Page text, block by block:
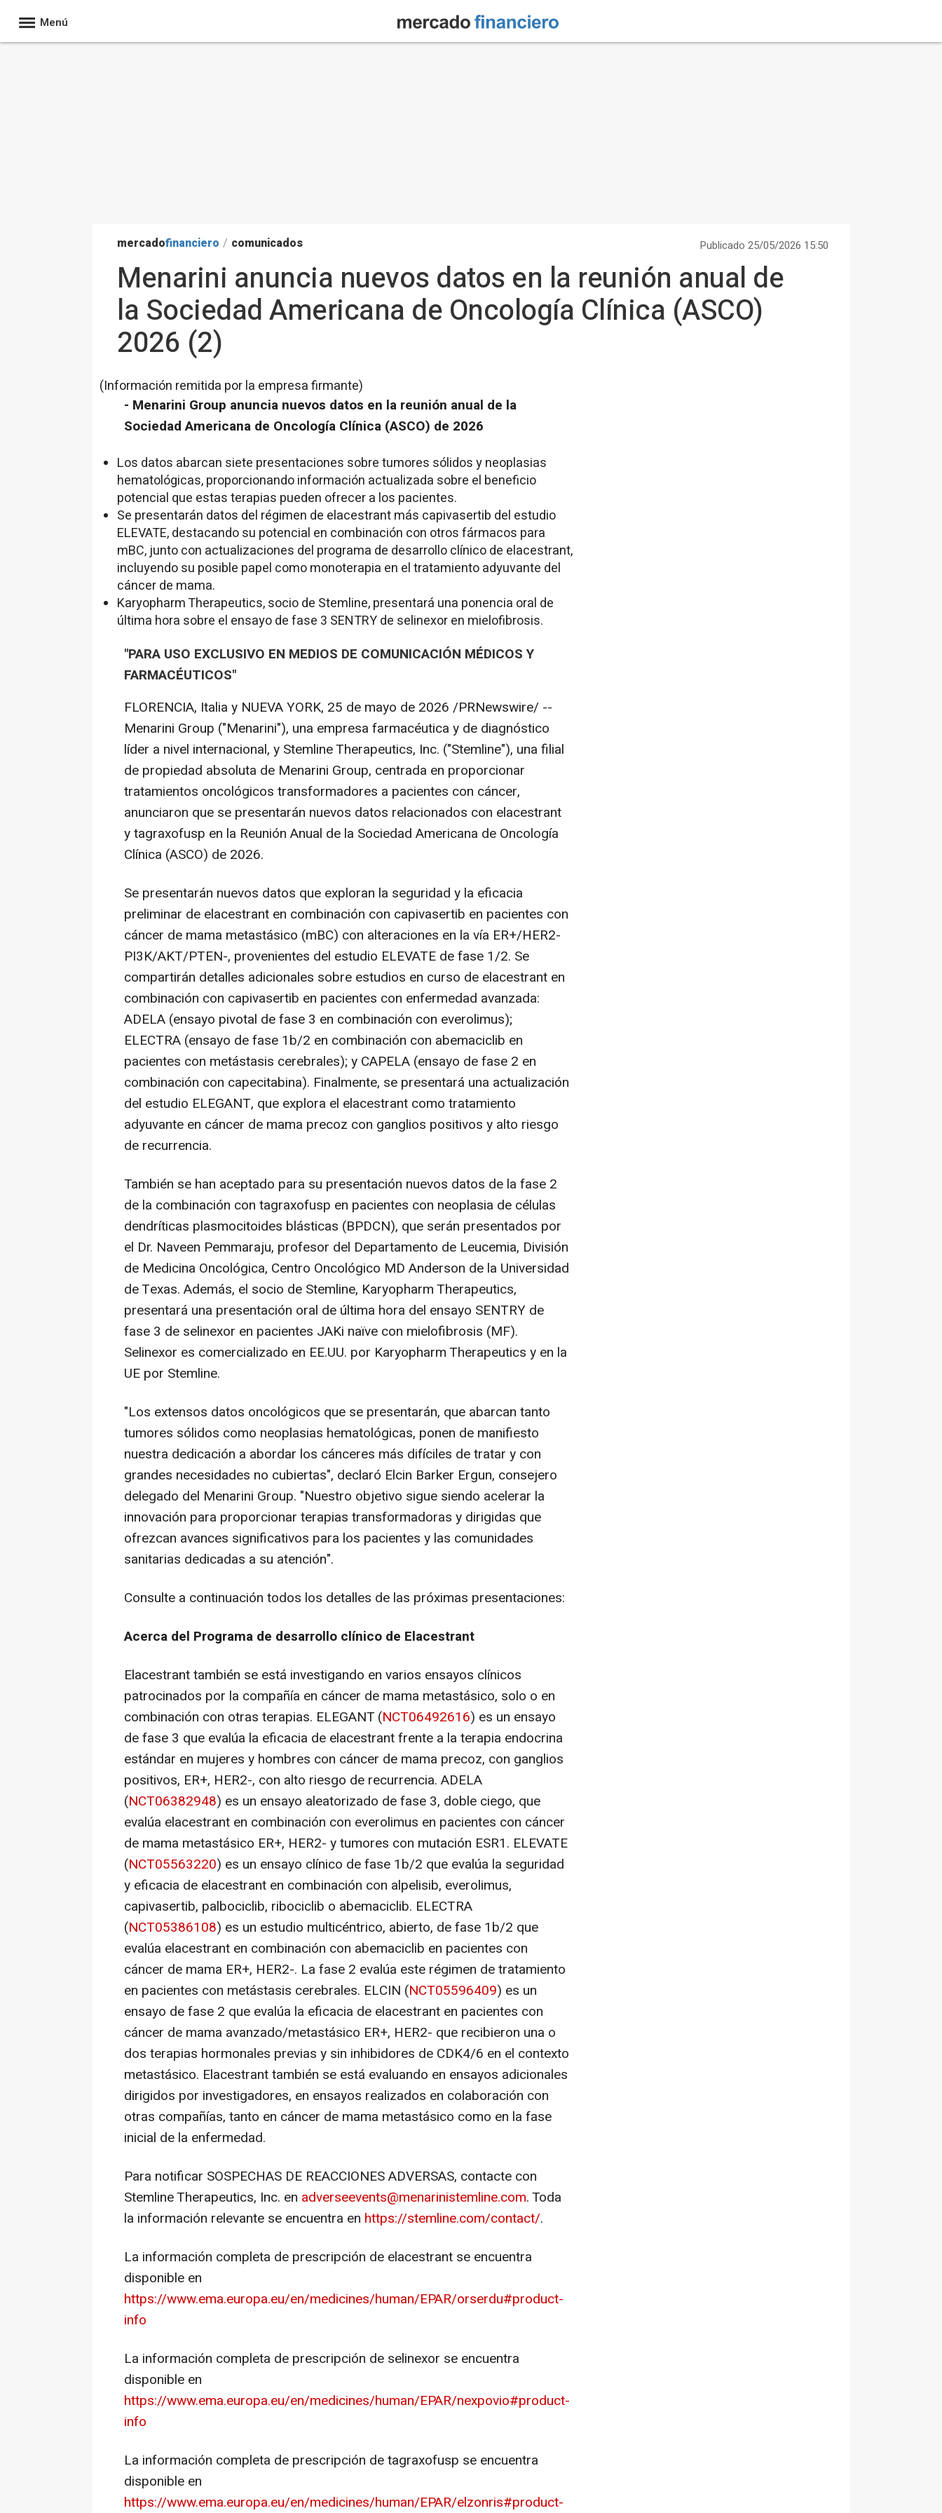
Menú
mercadofinanciero / comunicados Publicado 25/05/2026 15:50
Menarini anuncia nuevos datos en la reunión anual de
la Sociedad Americana de Oncología Clínica (ASCO)
2026 (2)
(Información remitida por la empresa firmante)
- Menarini Group anuncia nuevos datos en la reunión anual de la
Sociedad Americana de Oncología Clínica (ASCO) de 2026
Los datos abarcan siete presentaciones sobre tumores sólidos y neoplasias
hematológicas, proporcionando información actualizada sobre el beneficio
potencial que estas terapias pueden ofrecer a los pacientes.
Se presentarán datos del régimen de elacestrant más capivasertib del estudio
ELEVATE, destacando su potencial en combinación con otros fármacos para
mBC, junto con actualizaciones del programa de desarrollo clínico de elacestrant,
incluyendo su posible papel como monoterapia en el tratamiento adyuvante del
cáncer de mama.
Karyopharm Therapeutics, socio de Stemline, presentará una ponencia oral de
última hora sobre el ensayo de fase 3 SENTRY de selinexor en mielofibrosis.
"PARA USO EXCLUSIVO EN MEDIOS DE COMUNICACIÓN MÉDICOS Y
FARMACÉUTICOS"
FLORENCIA, Italia y NUEVA YORK, 25 de mayo de 2026 /PRNewswire/ --
Menarini Group ("Menarini"), una empresa farmacéutica y de diagnóstico
líder a nivel internacional, y Stemline Therapeutics, Inc. ("Stemline"), una filial
de propiedad absoluta de Menarini Group, centrada en proporcionar
tratamientos oncológicos transformadores a pacientes con cáncer,
anunciaron que se presentarán nuevos datos relacionados con elacestrant
y tagraxofusp en la Reunión Anual de la Sociedad Americana de Oncología
Clínica (ASCO) de 2026.
Se presentarán nuevos datos que exploran la seguridad y la eficacia
preliminar de elacestrant en combinación con capivasertib en pacientes con
cáncer de mama metastásico (mBC) con alteraciones en la vía ER+/HER2-
PI3K/AKT/PTEN-, provenientes del estudio ELEVATE de fase 1/2. Se
compartirán detalles adicionales sobre estudios en curso de elacestrant en
combinación con capivasertib en pacientes con enfermedad avanzada:
ADELA (ensayo pivotal de fase 3 en combinación con everolimus);
ELECTRA (ensayo de fase 1b/2 en combinación con abemaciclib en
pacientes con metástasis cerebrales); y CAPELA (ensayo de fase 2 en
combinación con capecitabina). Finalmente, se presentará una actualización
del estudio ELEGANT, que explora el elacestrant como tratamiento
adyuvante en cáncer de mama precoz con ganglios positivos y alto riesgo
de recurrencia.
También se han aceptado para su presentación nuevos datos de la fase 2
de la combinación con tagraxofusp en pacientes con neoplasia de células
dendríticas plasmocitoides blásticas (BPDCN), que serán presentados por
el Dr. Naveen Pemmaraju, profesor del Departamento de Leucemia, División
de Medicina Oncológica, Centro Oncológico MD Anderson de la Universidad
de Texas. Además, el socio de Stemline, Karyopharm Therapeutics,
presentará una presentación oral de última hora del ensayo SENTRY de
fase 3 de selinexor en pacientes JAKi naïve con mielofibrosis (MF).
Selinexor es comercializado en EE.UU. por Karyopharm Therapeutics y en la
UE por Stemline.
"Los extensos datos oncológicos que se presentarán, que abarcan tanto
tumores sólidos como neoplasias hematológicas, ponen de manifiesto
nuestra dedicación a abordar los cánceres más difíciles de tratar y con
grandes necesidades no cubiertas", declaró Elcin Barker Ergun, consejero
delegado del Menarini Group. "Nuestro objetivo sigue siendo acelerar la
innovación para proporcionar terapias transformadoras y dirigidas que
ofrezcan avances significativos para los pacientes y las comunidades
sanitarias dedicadas a su atención".
Consulte a continuación todos los detalles de las próximas presentaciones:
Acerca del Programa de desarrollo clínico de Elacestrant
Elacestrant también se está investigando en varios ensayos clínicos
patrocinados por la compañía en cáncer de mama metastásico, solo o en
combinación con otras terapias. ELEGANT (NCT06492616) es un ensayo
de fase 3 que evalúa la eficacia de elacestrant frente a la terapia endocrina
estándar en mujeres y hombres con cáncer de mama precoz, con ganglios
positivos, ER+, HER2-, con alto riesgo de recurrencia. ADELA
(NCT06382948) es un ensayo aleatorizado de fase 3, doble ciego, que
evalúa elacestrant en combinación con everolimus en pacientes con cáncer
de mama metastásico ER+, HER2- y tumores con mutación ESR1. ELEVATE
(NCT05563220) es un ensayo clínico de fase 1b/2 que evalúa la seguridad
y eficacia de elacestrant en combinación con alpelisib, everolimus,
capivasertib, palbociclib, ribociclib o abemaciclib. ELECTRA
(NCT05386108) es un estudio multicéntrico, abierto, de fase 1b/2 que
evalúa elacestrant en combinación con abemaciclib en pacientes con
cáncer de mama ER+, HER2-. La fase 2 evalúa este régimen de tratamiento
en pacientes con metástasis cerebrales. ELCIN (NCT05596409) es un
ensayo de fase 2 que evalúa la eficacia de elacestrant en pacientes con
cáncer de mama avanzado/metastásico ER+, HER2- que recibieron una o
dos terapias hormonales previas y sin inhibidores de CDK4/6 en el contexto
metastásico. Elacestrant también se está evaluando en ensayos adicionales
dirigidos por investigadores, en ensayos realizados en colaboración con
otras compañías, tanto en cáncer de mama metastásico como en la fase
inicial de la enfermedad.
Para notificar SOSPECHAS DE REACCIONES ADVERSAS, contacte con
Stemline Therapeutics, Inc. en adverseevents@menarinistemline.com. Toda
la información relevante se encuentra en https://stemline.com/contact/.
La información completa de prescripción de elacestrant se encuentra
disponible en
https://www.ema.europa.eu/en/medicines/human/EPAR/orserdu#product-
info
La información completa de prescripción de selinexor se encuentra
disponible en
https://www.ema.europa.eu/en/medicines/human/EPAR/nexpovio#product-
info
La información completa de prescripción de tagraxofusp se encuentra
disponible en
https://www.ema.europa.eu/en/medicines/human/EPAR/elzonris#product-